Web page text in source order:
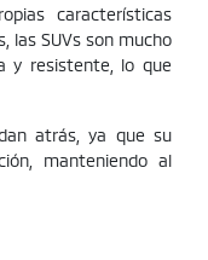
características
las SUVs son mucho
y resistente, lo que
atrás, ya que su
manteniendo al